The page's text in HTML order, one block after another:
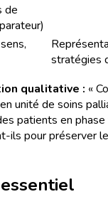
de
stratégies
qualitative : «
unité de soins
patients en
ils pour préserver